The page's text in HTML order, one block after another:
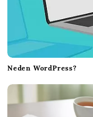
Neden WordPress?